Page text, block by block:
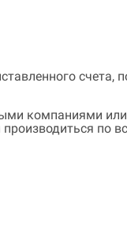
счета,
компаниями
по